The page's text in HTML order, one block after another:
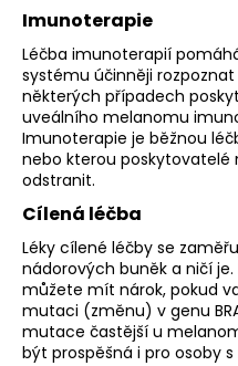
Imunoterapie
Léčba imunoterapií
systému účinněji
některých případech
uveálního melanomu
Imunoterapie je běžnou
nebo kterou poskytovatelé
odstranit.
Cílená léčba
Léky cílené léčby se
nádorových buněk a ničí
můžete mít nárok, pokud
mutaci (změnu) v genu
mutace častější u
být prospěšná i pro osoby